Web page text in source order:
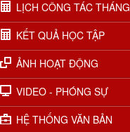
LỊCH CÔNG TÁC THÁNG
KẾT QUẢ HỌC TẬP
ẢNH HOẠT ĐỘNG
VIDEO - PHÓNG SỰ
HỆ THỐNG VĂN BẢN